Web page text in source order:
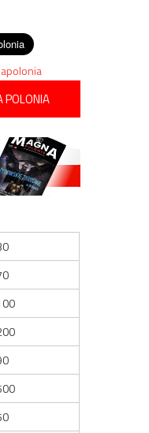
POLONIA